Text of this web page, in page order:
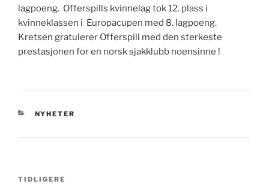
lagpoeng. Offerspills kvinnelag tok 12. plass i
kvinneklassen i Europacupen med 8. lagpoeng.
Kretsen gratulerer Offerspill med den sterkeste
prestasjonen for en norsk sjakklubb noensinne !
KATEGORIER
NYHETER
Innleggsnavigasjon
Forrige
TIDLIGERE